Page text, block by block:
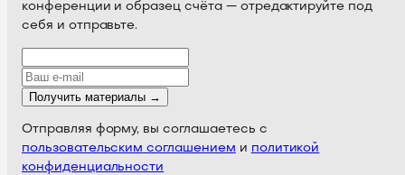
конференции и образец счёта — отредактируйте под
себя и отправьте.
Получить материалы →
Отправляя форму, вы соглашаетесь с
пользовательским соглашением и политикой
конфиденциальности